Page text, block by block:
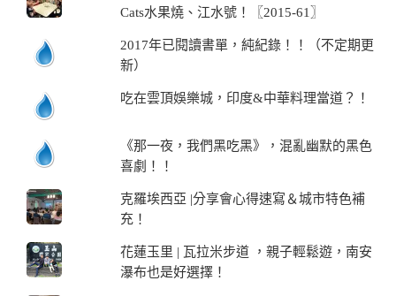
Cats水果燒、江水號！〖2015-61〗
2017年已閱讀書單，純紀錄！！（不定期更
新）
吃在雲頂娛樂城，印度&中華料理當道？！
《那一夜，我們黑吃黑》，混亂幽默的黑色
喜劇！！
克羅埃西亞 |分享會心得速寫＆城市特色補
充！
花蓮玉里 | 瓦拉米步道 ，親子輕鬆遊，南安
瀑布也是好選擇！